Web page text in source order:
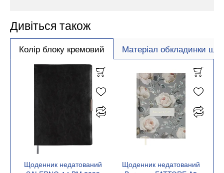
Дивіться також
Колір блоку кремовий Матеріал обкладинки
Щоденник недатований
Щоденник недатований